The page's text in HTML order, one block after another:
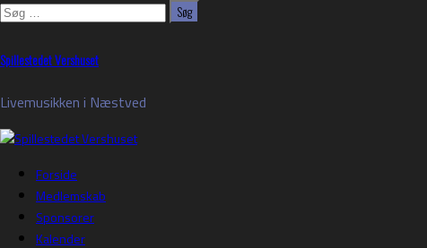
Søg
Skip
to
content
Spillestedet Vershuset
Livemusikken i Næstved
Forside
Medlemskab
Sponsorer
Kalender